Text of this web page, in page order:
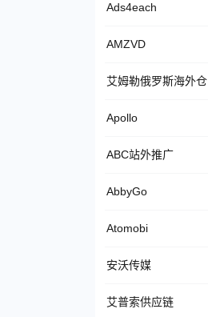
Ads4each
AMZVD
艾姆勒俄罗斯海外仓
Apollo
ABC站外推广
AbbyGo
Atomobi
安沃传媒
艾普索供应链